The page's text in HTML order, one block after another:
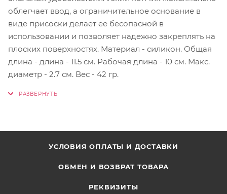
облегчает ввод, а ограничительное основание в
виде присоски делает ее бесопасной в
использовании и позволяет надежно закреплять на
плоских поверхностях. Материал - силикон. Общая
длина - длина - 11.5 см. Рабочая длина - 10 см. Макс.
диаметр - 2.7 см. Вес - 42 гр.
УСЛОВИЯ ОПЛАТЫ И ДОСТАВКИ
ОБМЕН И ВОЗВРАТ ТОВАРА
РЕКВИЗИТЫ